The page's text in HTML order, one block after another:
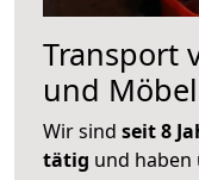
Transport
und
Wir sind seit 8
tätig und